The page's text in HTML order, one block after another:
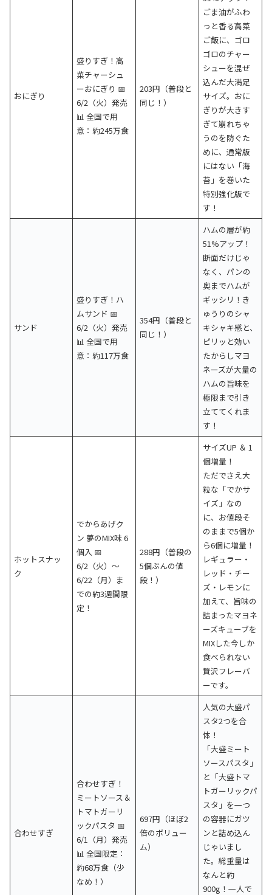
おにぎり
盛りすぎ！高
菜チャーシュ
ーおにぎり 📅
6/2（火）発売
📊 全国で用
意：約245万食
203円（普段と
同じ！）
ごま油がふわ
っと香る高菜
ご飯に、ゴロ
ゴロのチャー
シューを混ぜ
込んだ大満足
サイズ。おに
ぎりが大きす
ぎて崩れちゃ
うのを防ぐた
めに、通常版
にはない「海
苔」を巻いた
特別強化版で
す！
サンド
盛りすぎ！ハ
ムサンド 📅
6/2（火）発売
📊 全国で用
意：約117万食
354円（普段と
同じ！）
ハムの層が約
51%アップ！
断面だけじゃ
なく、パンの
奥までハムが
ギッシリ！き
ゅうりのシャ
キシャキ感と、
ピリッと効い
たからしマヨ
ネーズが大量の
ハムの旨味を
極限まで引き
立ててくれま
す！
ホットスナッ
ク
でからあげク
ン 夢のMIX味 6
個入 📅
6/2（火）〜
6/22（月）ま
での約3週間限
定！
288円（普段の
5個ぶんの値
段！）
サイズUP ＆ 1
個増量！
ただでさえ大
粒な「でかサ
イズ」なの
に、お値段そ
のままで5個か
ら6個に増量！
レギュラー・
レッド・チー
ズ・レモンに
加えて、旨味の
詰まったマヨネ
ーズキューブを
MIXした今しか
食べられない
贅沢フレーバ
ーです。
合わせすぎ
合わせすぎ！
ミートソース＆
トマトガーリ
ックパスタ 📅
6/1（月）発売
📊 全国限定：
約68万食（少
なめ！）
697円（ほぼ2
倍のボリュー
ム）
人気の大盛パ
スタ2つを合
体！
「大盛ミート
ソースパスタ」
と「大盛トマ
トガーリックパ
スタ」を一つ
の容器にガツ
ンと詰め込ん
じゃいまし
た。総重量は
なんと約
900g！一人で